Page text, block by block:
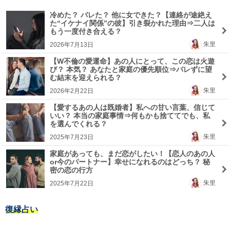
冷めた？ バレた？ 他に女できた？【連絡が途絶え
た“イケナイ関係”の彼】引き裂かれた理由⇒二人は
もう一度付き合える？
朱里
2026年7月13日
【W不倫の愛運命】あの人にとって、この恋は火遊
び？ 本気？ あなたと家庭の優先順位⇒バレずに望
む結末を迎えられる？
朱里
2026年2月22日
【愛するあの人は既婚者】私への甘い言葉、信じて
いい？ 本当の家庭事情⇒何もかも捨ててでも、私
を選んでくれる？
朱里
2025年7月23日
家庭があっても、まだ恋がしたい！【恋人のあの人
or今のパートナー】幸せになれるのはどっち？ 秘
密の恋の行方
朱里
2025年7月22日
復縁占い